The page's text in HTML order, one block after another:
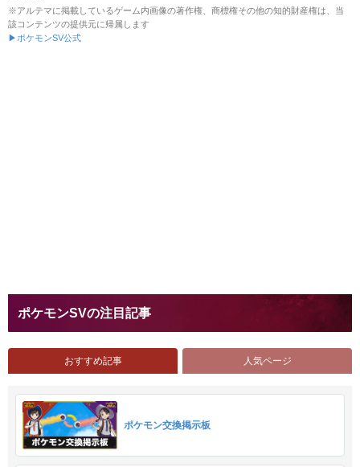
※アルテマに掲載しているゲーム内画像の著作権、商標権その他の知的財産権は、当
該コンテンツの提供元に帰属します
▶ポケモンSV公式
ポケモンSVの注目記事
おすすめ記事 人気ページ
ポケモン交換掲示板